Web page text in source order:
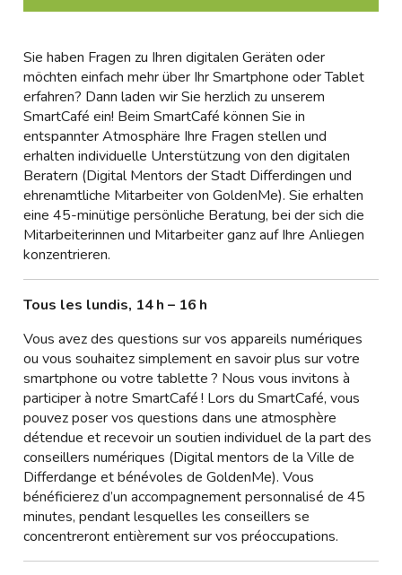
Sie haben Fragen zu Ihren digitalen Geräten oder
möchten einfach mehr über Ihr Smartphone oder Tablet
erfahren? Dann laden wir Sie herzlich zu unserem
SmartCafé ein! Beim SmartCafé können Sie in
entspannter Atmosphäre Ihre Fragen stellen und
erhalten individuelle Unterstützung von den digitalen
Beratern (Digital Mentors der Stadt Differdingen und
ehrenamtliche Mitarbeiter von GoldenMe). Sie erhalten
eine 45-minütige persönliche Beratung, bei der sich die
Mitarbeiterinnen und Mitarbeiter ganz auf Ihre Anliegen
konzentrieren.
Tous les lundis, 14 h – 16 h
Vous avez des questions sur vos appareils numériques
ou vous souhaitez simplement en savoir plus sur votre
smartphone ou votre tablette ? Nous vous invitons à
participer à notre SmartCafé ! Lors du SmartCafé, vous
pouvez poser vos questions dans une atmosphère
détendue et recevoir un soutien individuel de la part des
conseillers numériques (Digital mentors de la Ville de
Differdange et bénévoles de GoldenMe). Vous
bénéficierez d’un accompagnement personnalisé de 45
minutes, pendant lesquelles les conseillers se
concentreront entièrement sur vos préoccupations.